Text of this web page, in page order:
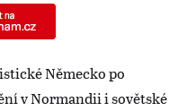
Německo po
v Normandii i sovětské